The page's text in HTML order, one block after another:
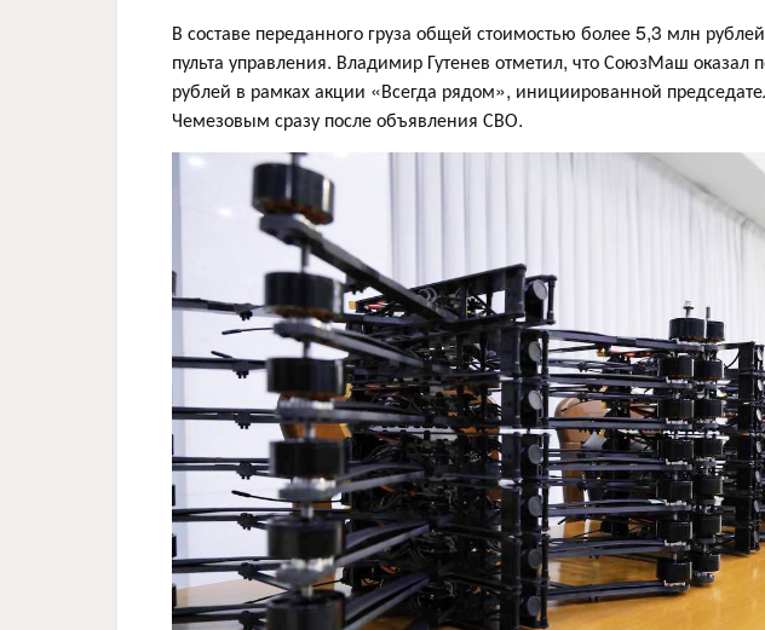
В составе переданного груза общей стоимостью более 5,3 млн
пульта управления. Владимир Гутенев отметил, что СоюзМаш
рублей в рамках акции «Всегда рядом», инициированной
Чемезовым сразу после объявления СВО.